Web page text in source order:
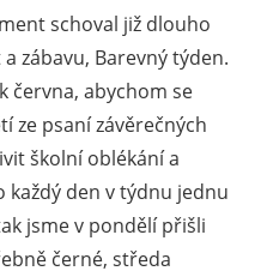
schoval již dlouho
zábavu, Barevný týden.
června, abychom se
ze psaní závěrečných
školní oblékání a
každý den v týdnu jednu
jsme v pondělí přišli
černé, středa